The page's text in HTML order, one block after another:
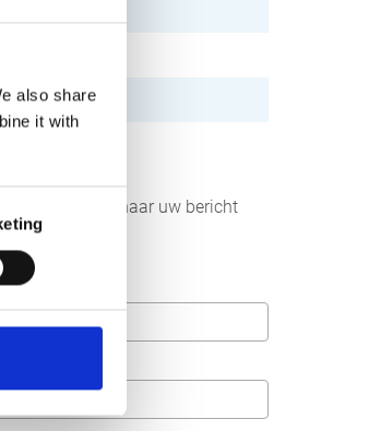
also share
it with
Wij streven ernaar uw bericht